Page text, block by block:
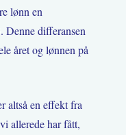
lønn en
Denne differansen
året og lønnen på
altså en effekt fra
allerede har fått,